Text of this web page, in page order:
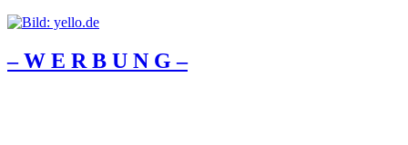
– W Ε R Β U Ν G –